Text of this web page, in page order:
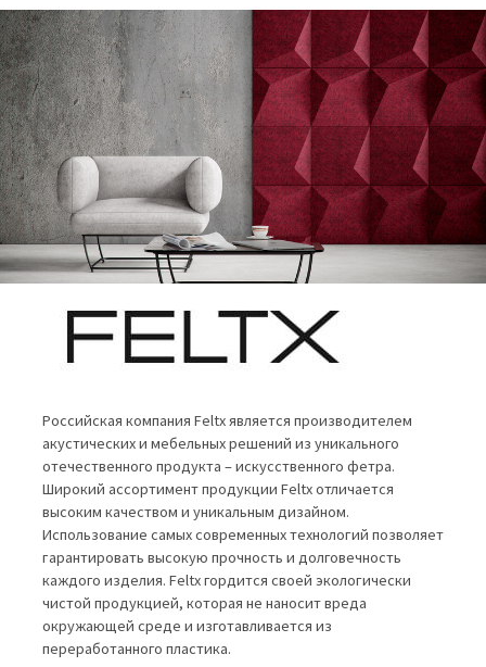
Российская компания Feltx является производителем
акустических и мебельных решений из уникального
отечественного продукта – искусственного фетра.
Широкий ассортимент продукции Feltx отличается
высоким качеством и уникальным дизайном.
Использование самых современных технологий позволяет
гарантировать высокую прочность и долговечность
каждого изделия. Feltx гордится своей экологически
чистой продукцией, которая не наносит вреда
окружающей среде и изготавливается из
переработанного пластика.